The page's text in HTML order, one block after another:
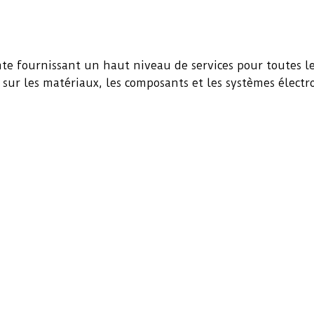
fournissant un haut niveau de services pour toutes
les matériaux, les composants et les systèmes